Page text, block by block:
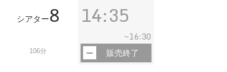
シアター8
106分
14:35
~16:30
販売終了